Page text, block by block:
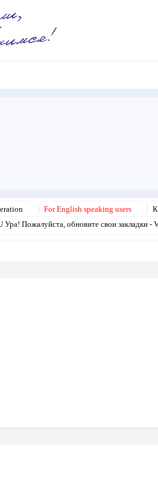
For English speaking users
Пожалуйста, обновите свои закладки -